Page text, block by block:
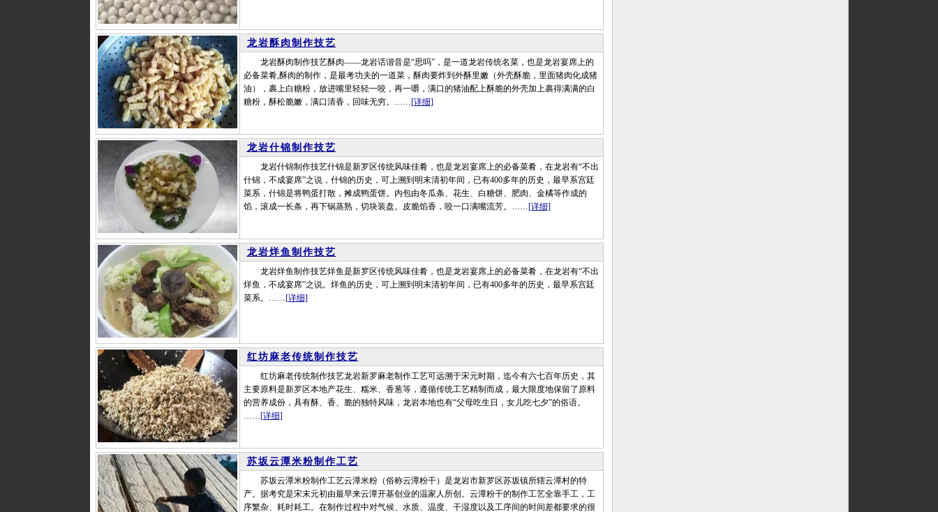
龙岩酥肉制作技艺
龙岩酥肉制作技艺酥肉——龙岩话谐音是“思吗”，是一道龙岩传统名菜，也是龙岩宴席上的
必备菜肴,酥肉的制作，是最考功夫的一道菜，酥肉要炸到外酥里嫩（外壳酥脆，里面猪肉化成猪
油），裹上白糖粉，放进嘴里轻轻一咬，再一嚼，满口的猪油配上酥脆的外壳加上裹得满满的白
糖粉，酥松脆嫩，满口清香，回味无穷。……[详细]
龙岩什锦制作技艺
龙岩什锦制作技艺什锦是新罗区传统风味佳肴，也是龙岩宴席上的必备菜肴，在龙岩有“不出
什锦，不成宴席”之说，什锦的历史，可上溯到明末清初年间，已有400多年的历史，最早系宫廷
菜系，什锦是将鸭蛋打散，摊成鸭蛋饼。内包由冬瓜条、花生、白糖饼、肥肉、金橘等作成的
馅，滚成一长条，再下锅蒸熟，切块装盘。皮脆馅香，咬一口满嘴流芳。……[详细]
龙岩烊鱼制作技艺
龙岩烊鱼制作技艺烊鱼是新罗区传统风味佳肴，也是龙岩宴席上的必备菜肴，在龙岩有“不出
烊鱼，不成宴席”之说。烊鱼的历史，可上溯到明末清初年间，已有400多年的历史，最早系宫廷
菜系。……[详细]
红坊麻老传统制作技艺
红坊麻老传统制作技艺龙岩新罗麻老制作工艺可远溯于宋元时期，迄今有六七百年历史，其
主要原料是新罗区本地产花生、糯米、香葱等，遵循传统工艺精制而成，最大限度地保留了原料
的营养成份，具有酥、香、脆的独特风味，龙岩本地也有“父母吃生日，女儿吃七夕”的俗语。
……[详细]
苏坂云潭米粉制作工艺
苏坂云潭米粉制作工艺云潭米粉（俗称云潭粉干）是龙岩市新罗区苏坂镇所辖云潭村的特
产。据考究是宋末元初由最早来云潭开基创业的温家人所创。云潭粉干的制作工艺全靠手工，工
序繁杂、耗时耗工。在制作过程中对气候、水质、温度、干湿度以及工序间的时间差都要求的很